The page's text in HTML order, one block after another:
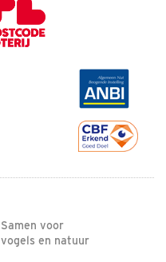
Samen voor
vogels en natuur